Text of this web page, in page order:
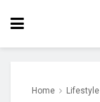
Home Lifestyle